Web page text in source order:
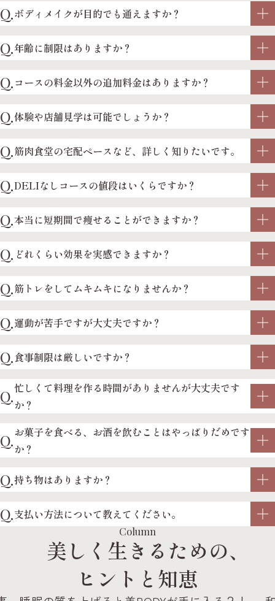
Q.ボディメイクが目的でも通えますか？
Q.年齢に制限はありますか？
Q.コースの料金以外の追加料金はありますか？
Q.体験や店舗見学は可能でしょうか？
Q.筋肉食堂の宅配ペースなど、詳しく知りたいです。
Q.DELIなしコースの値段はいくらですか？
Q.本当に短期間で痩せることができますか？
Q. どれくらい効果を実感できますか？
Q.筋トレをしてムキムキになりませんか？
Q.運動が苦手ですが大丈夫ですか？
Q.食事制限は厳しいですか？
Q.忙しくて料理を作る時間がありませんが大丈夫です
か？
Q.お菓子を食べる、お酒を飲むことはやっぱりだめです
か？
Q.持ち物はありますか？
Q.支払い方法について教えてください。
Column
美しく生きるための、
ヒントと知恵